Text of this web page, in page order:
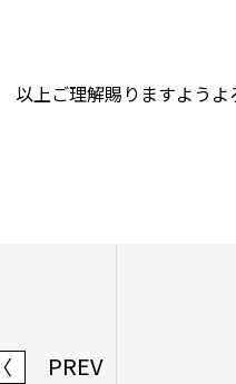
以上ご理解賜りますようよ
〈 PREV